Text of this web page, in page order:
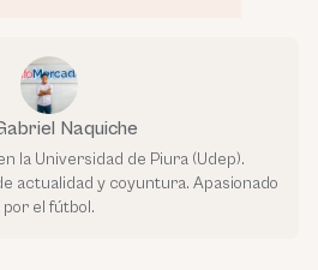
Naquiche
la Universidad de Piura (Udep).
actualidad y coyuntura. Apasionado
por el fútbol.